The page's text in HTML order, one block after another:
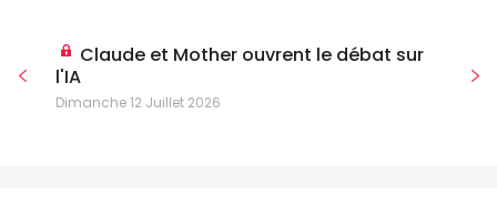
Claude et Mother ouvrent le débat sur
l'IA
Dimanche 12 Juillet 2026